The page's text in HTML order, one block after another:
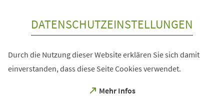
DATENSCHUTZEINSTELLUNGEN
Durch die Nutzung dieser Website erklären Sie sich damit
einverstanden, dass diese Seite Cookies verwendet.
Mehr Infos
(Öffnet